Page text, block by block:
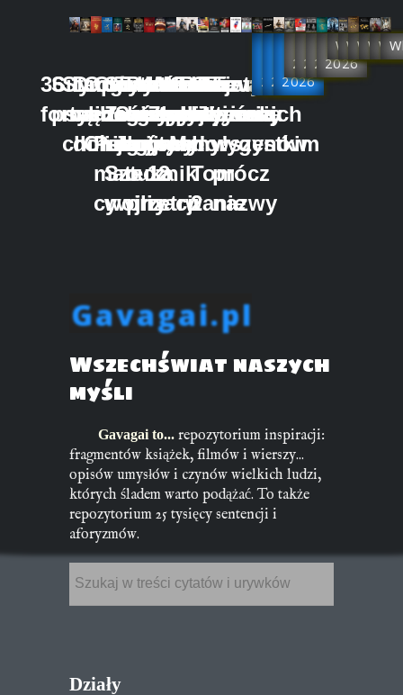
36
forteli
Siły
psychohistorii
Starożytna
mądrość
chińska
Drogi
wędrownych
doradców
Opowieści
z dawnych
Chin
Chiny
一
Pulsujący
matecznik
cywilizacji
Sun
Zi
i jego
Sztuka
wojny
Traktat
Sztuka
wojny
Prawidła
geopolitycznej
gry
o
przetrwanie
Kalendarz
geopolityczny
Wzorce
Zwyciężania
tom
1
Wzorce
zwyciężania
tom
2
Oni
albo
My!
Portrety
tajwańskich
aborygenów
Oni
albo
my!
Tom
2
Tajwan
Feudalizm
we
wszystkim
prócz
nazwy
Już
2025
Już
w
2026
w
2026
2027
2026
Rok
2026
Rok
2026
Wkrótce
Gavagai.pl
Wszechświat naszych
myśli
Gavagai to...repozytorium inspiracji:
fragmentów książek, filmów i wierszy...
opisów umysłów i czynów wielkich ludzi,
których śladem warto podążać. To także
repozytorium 25 tysięcy sentencji i
aforyzmów.
Działy